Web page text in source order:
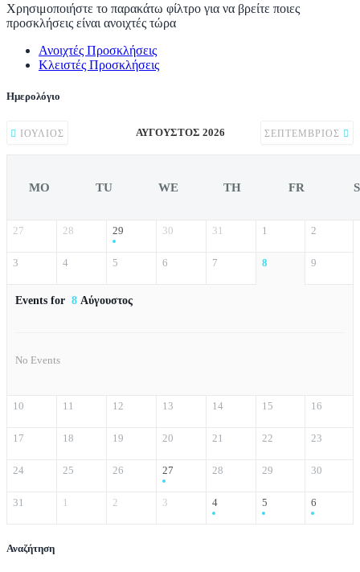
Χρησιμοποιήστε το παρακάτω φίλτρο για να βρείτε ποιες
προσκλήσεις είναι ανοιχτές τώρα
Ανοιχτές Προσκλήσεις
Κλειστές Προσκλήσεις
Ημερολόγιο
ΙΟΎΛΙΟΣ ΑΎΓΟΥΣΤΟΣ 2026 ΣΕΠΤΈΜΒΡΙΟΣ
MO TU WE TH FR
27 28 29 30 31 1 2
3 4 5 6 7 8 9
Events for 8 Αύγουστος
No Events
10 11 12 13 14 15 16
17 18 19 20 21 22 23
24 25 26 27 28 29 30
31 1 2 3 4 5 6
Αναζήτηση